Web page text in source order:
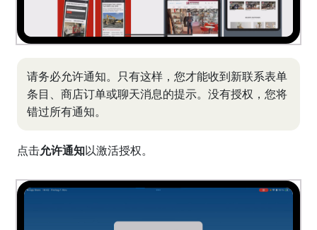
请务必允许通知。只有这样，您才能收到新联系表单
条目、商店订单或聊天消息的提示。没有授权，您将
错过所有通知。
点击允许通知以激活授权。